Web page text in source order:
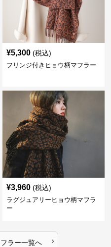
¥5,300 (税込)
フリンジ付きヒョウ柄マフラー
¥3,960 (税込)
ラグジュアリーヒョウ柄マフラ
ー
ラー一覧へ ›